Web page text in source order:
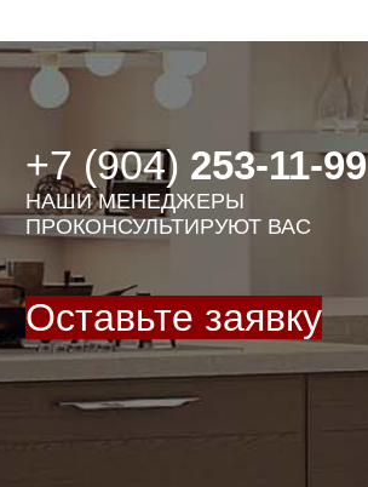
+7 (904) 253-11-99
НАШИ МЕНЕДЖЕРЫ
ПРОКОНСУЛЬТИРУЮТ ВАС
Оставьте заявку